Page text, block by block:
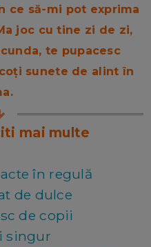
ce să-mi pot exprima
joc cu tine zi de zi,
te pupacesc
sunete de alint în
mai multe
în regulă
de dulce
de copii
singur